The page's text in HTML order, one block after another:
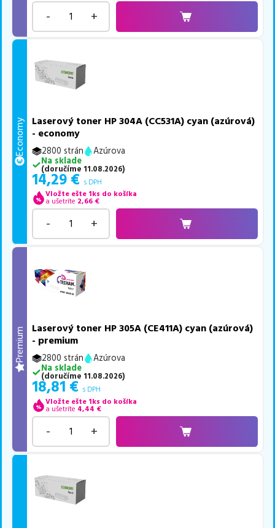
- +
Economy
Laserový toner HP 304A (CC531A) cyan (azúrová)
- economy
2800 strán
Azúrova
Na sklade
(doručíme 11.08.2026)
14,29 € s DPH
Vložte ešte 1ks do košíka
a ušetríte 2,66 €
- +
Premium
Laserový toner HP 305A (CE411A) cyan (azúrová)
- premium
2800 strán
Azúrova
Na sklade
(doručíme 11.08.2026)
18,81 € s DPH
Vložte ešte 1ks do košíka
a ušetríte 4,44 €
- +